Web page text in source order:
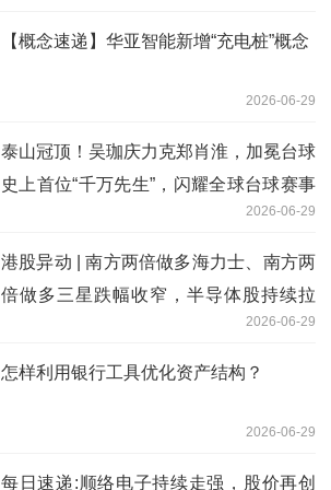
【概念速递】华亚智能新增“充电桩”概念
2026-06-29
泰山冠顶！吴珈庆力克郑肖淮，加冕台球
史上首位“千万先生”，闪耀全球台球赛事
2026-06-29
港股异动 | 南方两倍做多海力士、南方两
倍做多三星跌幅收窄，半导体股持续拉
2026-06-29
怎样利用银行工具优化资产结构？
2026-06-29
每日速递:顺络电子持续走强，股价再创